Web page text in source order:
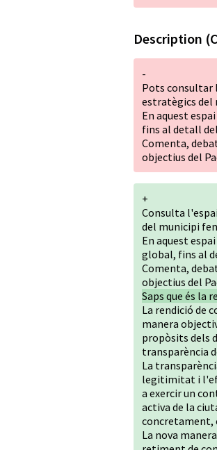
Description
-
Pots consultar
estratègics del
En aquest
fins al detall
Comenta,
objectius del
+
Consulta
del municipi
En aquest
global, fins al
Comenta,
objectius del
Saps que és la
La rendició de
manera
propòsits dels
transparència
La
legitimitat i
a exercir un
activa de la
concretament,
La nova